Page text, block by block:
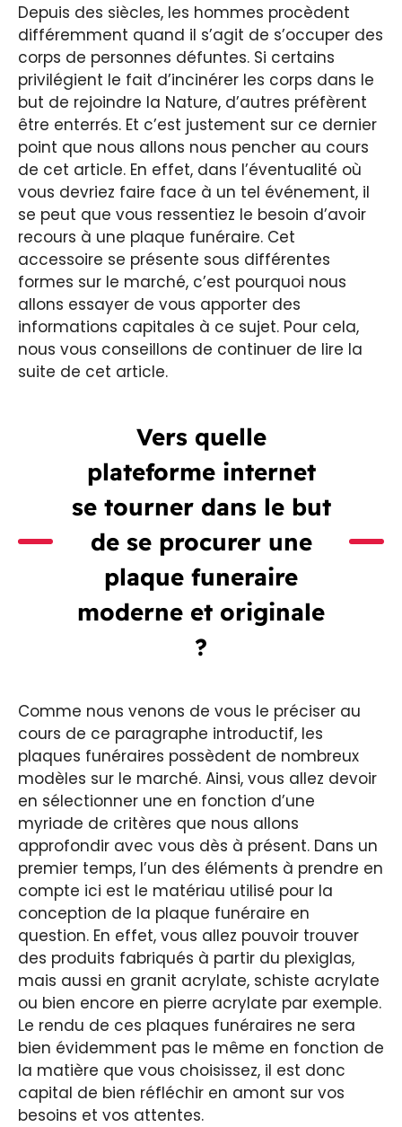
Depuis des siècles, les hommes procèdent
différemment quand il s’agit de s’occuper des
corps de personnes défuntes. Si certains
privilégient le fait d’incinérer les corps dans le
but de rejoindre la Nature, d’autres préfèrent
être enterrés. Et c’est justement sur ce dernier
point que nous allons nous pencher au cours
de cet article. En effet, dans l’éventualité où
vous devriez faire face à un tel événement, il
se peut que vous ressentiez le besoin d’avoir
recours à une plaque funéraire. Cet
accessoire se présente sous différentes
formes sur le marché, c’est pourquoi nous
allons essayer de vous apporter des
informations capitales à ce sujet. Pour cela,
nous vous conseillons de continuer de lire la
suite de cet article.
Vers quelle
plateforme internet
se tourner dans le but
de se procurer une
plaque funeraire
moderne et originale
?
Comme nous venons de vous le préciser au
cours de ce paragraphe introductif, les
plaques funéraires possèdent de nombreux
modèles sur le marché. Ainsi, vous allez devoir
en sélectionner une en fonction d’une
myriade de critères que nous allons
approfondir avec vous dès à présent. Dans un
premier temps, l’un des éléments à prendre en
compte ici est le matériau utilisé pour la
conception de la plaque funéraire en
question. En effet, vous allez pouvoir trouver
des produits fabriqués à partir du plexiglas,
mais aussi en granit acrylate, schiste acrylate
ou bien encore en pierre acrylate par exemple.
Le rendu de ces plaques funéraires ne sera
bien évidemment pas le même en fonction de
la matière que vous choisissez, il est donc
capital de bien réfléchir en amont sur vos
besoins et vos attentes.